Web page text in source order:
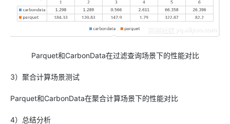
Parquet和CarbonData在过滤查询场景下的性能对比
3）聚合计算场景测试
Parquet和CarbonData在聚合计算场景下的性能对比
4）总结分析